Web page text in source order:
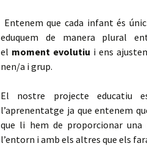
Entenem que cada infant és
eduquem de manera plural
el moment evolutiu i ens
nen/a i grup.
El nostre projecte educatiu
l’aprenentatge ja que entenem
que li hem de proporcionar una
l’entorn i amb els altres que els